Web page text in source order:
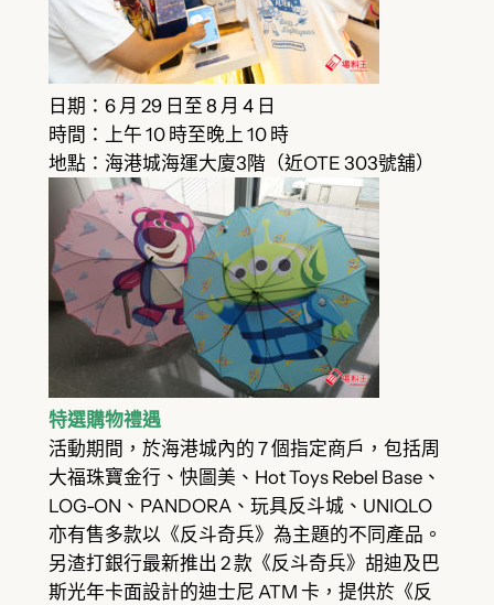
日期：6 月 29 日至 8 月 4 日
時間：上午 10 時至晚上 10 時
地點：海港城海運大廈3階（近OTE 303號舖）
特選購物禮遇
活動期間，於海港城內的 7 個指定商戶，包括周
大福珠寶金行、快圖美、Hot Toys Rebel Base、
LOG-ON、PANDORA、玩具反斗城、UNIQLO
亦有售多款以《反斗奇兵》為主題的不同產品。
另渣打銀行最新推出 2 款《反斗奇兵》胡迪及巴
斯光年卡面設計的迪士尼 ATM 卡，提供於《反